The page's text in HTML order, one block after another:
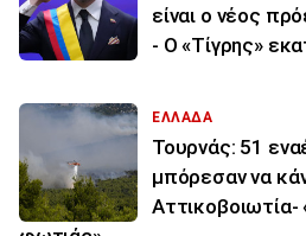
είναι ο νέος
- Ο «Τίγρης»
ΕΛΛΑΔΑ
Τουρνάς: 51
μπόρεσαν να